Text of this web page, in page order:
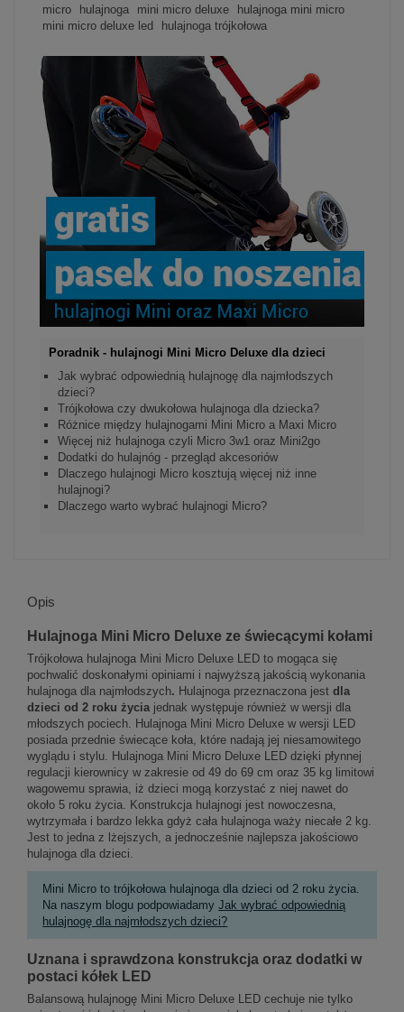
micro hulajnoga mini micro deluxe
hulajnoga mini micro
mini micro deluxe led
hulajnoga trójkołowa
Poradnik - hulajnogi Mini Micro Deluxe dla dzieci
Jak wybrać odpowiednią hulajnogę dla najmłodszych
dzieci?
Trójkołowa czy dwukołowa hulajnoga dla dziecka?
Różnice między hulajnogami Mini Micro a Maxi Micro
Więcej niż hulajnoga czyli Micro 3w1 oraz Mini2go
Dodatki do hulajnóg - przegląd akcesoriów
Dlaczego hulajnogi Micro kosztują więcej niż inne
hulajnogi?
Dlaczego warto wybrać hulajnogi Micro?
Opis
Hulajnoga Mini Micro Deluxe ze świecącymi kołami
Trójkołowa hulajnoga Mini Micro Deluxe LED to mogąca się
pochwalić doskonałymi opiniami i najwyższą jakością wykonania
hulajnoga dla najmłodszych. Hulajnoga przeznaczona jest dla
dzieci od 2 roku życia jednak występuje również w wersji dla
młodszych pociech . Hulajnoga Mini Micro Deluxe w wersji LED
posiada przednie świecące koła, które nadają jej niesamowitego
wyglądu i stylu. Hulajnoga Mini Micro Deluxe LED dzięki płynnej
regulacji kierownicy w zakresie od 49 do 69 cm oraz 35 kg limitowi
wagowemu sprawia, iż dzieci mogą korzystać z niej nawet do
około 5 roku życia. Konstrukcja hulajnogi jest nowoczesna,
wytrzymała i bardzo lekka gdyż cała hulajnoga waży niecałe 2 kg.
Jest to jedna z lżejszych, a jednocześnie najlepsza jakościowo
hulajnoga dla dzieci.
Mini Micro to trójkołowa hulajnoga dla dzieci od 2 roku życia.
Na naszym blogu podpowiadamyJak wybrać odpowiednią
hulajnogę dla najmłodszych dzieci?
Uznana i sprawdzona konstrukcja oraz dodatki w
postaci kółek LED
Balansową hulajnogę Mini Micro Deluxe LED cechuje nie tylko